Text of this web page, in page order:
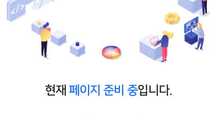
현재페이지 준비 중입니다.